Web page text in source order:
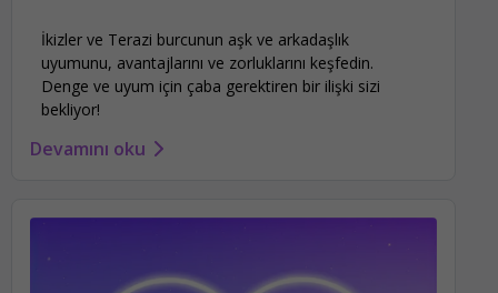
İkizler ve Terazi burcunun aşk ve arkadaşlık
uyumunu, avantajlarını ve zorluklarını keşfedin.
Denge ve uyum için çaba gerektiren bir ilişki sizi
bekliyor!
Devamını oku